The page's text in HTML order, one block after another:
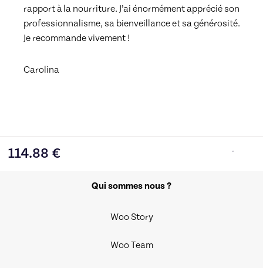
rapport à la nourriture. J’ai énormément apprécié son
professionnalisme, sa bienveillance et sa générosité.
Je recommande vivement !
Carolina
114.88 €
Qui sommes nous ?
Woo Story
Woo Team